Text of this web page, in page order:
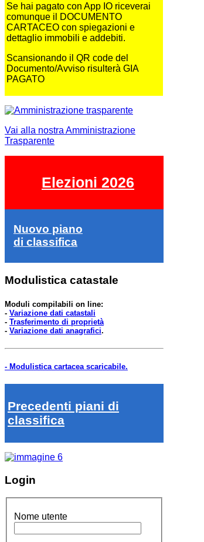
Se hai pagato con App IO riceverai
comunque il DOCUMENTO
CARTACEO con spiegazioni e
dettaglio immobili e addebiti.
Scansionando il QR code del
Documento/Avviso risulterà GIA
PAGATO
Vai alla nostra Amministrazione
Trasparente
Elezioni 2026
Nuovo piano
di classifica
Modulistica catastale
Moduli compilabili on line:
- Variazione dati catastali
- Trasferimento di proprietà
- Variazione dati anagrafici.
- Modulistica cartacea scaricabile.
Precedenti piani di
classifica
Login
Nome utente